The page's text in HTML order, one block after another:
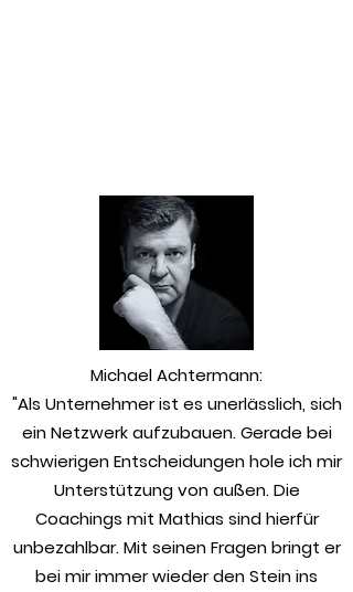
​Michael Achtermann:
"Als Unternehmer ist es unerlässlich, sich
ein Netzwerk aufzubauen. Gerade bei
schwierigen Entscheidungen hole ich mir
Unterstützung von außen. Die
Coachings mit Mathias sind hierfür
unbezahlbar. Mit seinen Fragen bringt er
bei mir immer wieder den Stein ins